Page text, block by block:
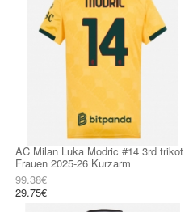
AC Milan Luka Modric #14 3rd trikot
Frauen 2025-26 Kurzarm
99.38€
29.75€